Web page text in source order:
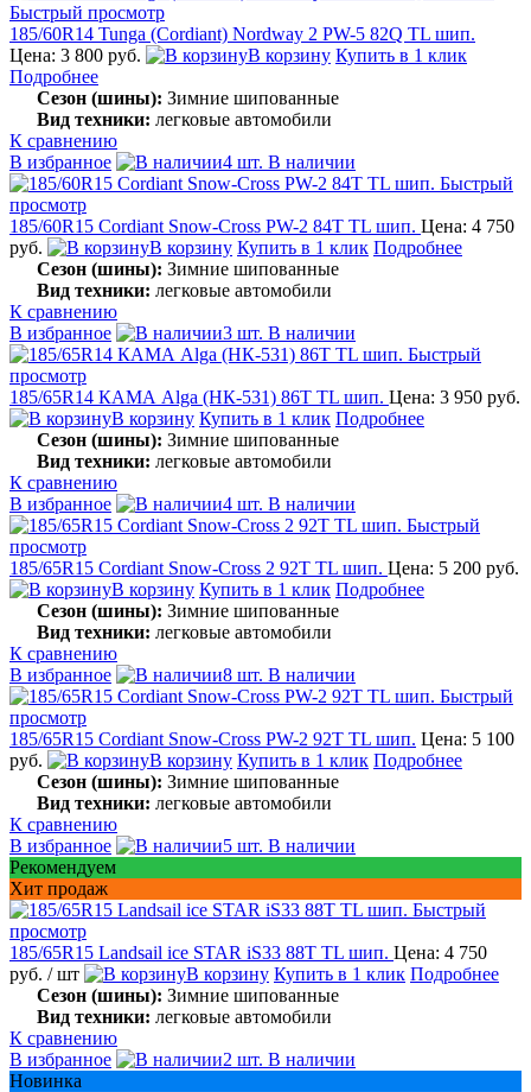
Быстрый просмотр
185/60R14 Tunga (Cordiant) Nordway 2 PW-5 82Q TL шип.
Цена: 3 800 руб.
В корзину Купить в 1 клик
Подробнее
Сезон (шины): Зимние шипованные
Вид техники: легковые автомобили
К сравнению
В избранное
4 шт. В наличии
Быстрый
просмотр
185/60R15 Cordiant Snow-Cross PW-2 84T TL шип. Цена: 4 750
руб.
В корзину Купить в 1 клик Подробнее
Сезон (шины): Зимние шипованные
Вид техники: легковые автомобили
К сравнению
В избранное
3 шт. В наличии
Быстрый
просмотр
185/65R14 КАМА Alga (НК-531) 86T TL шип. Цена: 3 950 руб.
В корзину Купить в 1 клик Подробнее
Сезон (шины): Зимние шипованные
Вид техники: легковые автомобили
К сравнению
В избранное
4 шт. В наличии
Быстрый
просмотр
185/65R15 Cordiant Snow-Cross 2 92T TL шип. Цена: 5 200 руб.
В корзину Купить в 1 клик Подробнее
Сезон (шины): Зимние шипованные
Вид техники: легковые автомобили
К сравнению
В избранное
8 шт. В наличии
Быстрый
просмотр
185/65R15 Cordiant Snow-Cross PW-2 92T TL шип. Цена: 5 100
руб.
В корзину Купить в 1 клик Подробнее
Сезон (шины): Зимние шипованные
Вид техники: легковые автомобили
К сравнению
В избранное
5 шт. В наличии
Рекомендуем
Хит продаж
Быстрый
просмотр
185/65R15 Landsail ice STAR iS33 88T TL шип. Цена: 4 750
руб. / шт В корзину Купить в 1 клик Подробнее
Сезон (шины): Зимние шипованные
Вид техники: легковые автомобили
К сравнению
В избранное
2 шт. В наличии
Новинка